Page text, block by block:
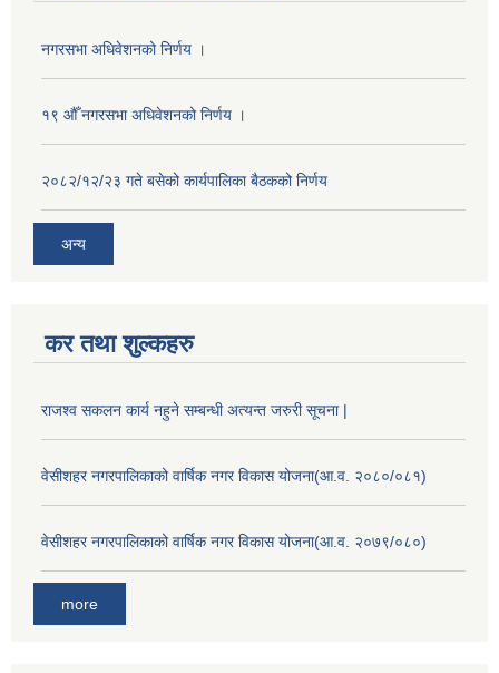
नगरसभा अधिवेशनको निर्णय ।
१९ औँ नगरसभा अधिवेशनको निर्णय ।
२०८२/१२/२३ गते बसेको कार्यपालिका बैठकको निर्णय
अन्य
कर तथा शुल्कहरु
राजश्व सकलन कार्य नहुने सम्बन्धी अत्यन्त जरुरी सूचना |
वेसीशहर नगरपालिकाको वार्षिक नगर विकास योजना(आ.व. २०८०/०८१)
वेसीशहर नगरपालिकाको वार्षिक नगर विकास योजना(आ.व. २०७९/०८०)
more